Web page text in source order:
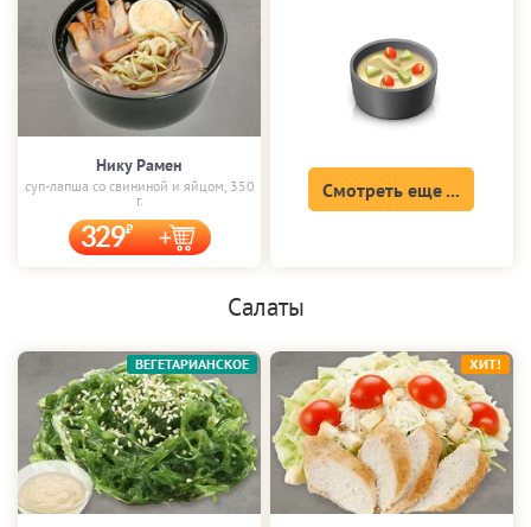
Нику Рамен
суп-лапша со свининой и яйцом, 350
г.
329
Смотреть еще ...
Салаты
ВЕГЕТАРИАНСКОЕ ХИТ!